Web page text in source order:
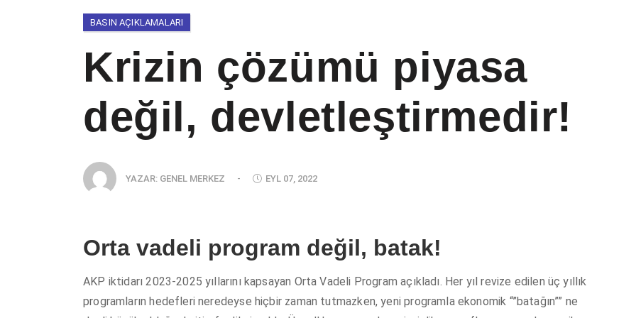
BASIN AÇIKLAMALARI
Krizin çözümü piyasa
değil, devletleştirmedir!
YAZAR: GENEL MERKEZ - EYL 07, 2022
Orta vadeli program değil, batak!
AKP iktidarı 2023-2025 yıllarını kapsayan Orta Vadeli Program açıkladı. Her yıl revize edilen üç yıllık
programların hedefleri neredeyse hiçbir zaman tutmazken, yeni programla ekonomik “”batağın”” ne